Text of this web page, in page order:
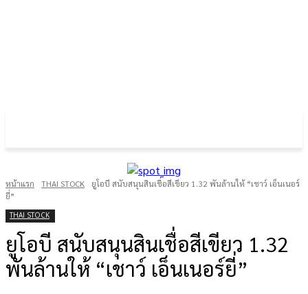
หน้าแรก THAI STOCK
ยูโอบี สนับสนุนสินเชื่อสีเขียว 1.32 พันล้านให้ “เชาว์ เอ็นเนอร์
ยี่”
THAI STOCK
ยูโอบี สนับสนุนสินเชื่อสีเขียว 1.32
พันล้านให้ “เชาว์ เอ็นเนอร์ยี่”